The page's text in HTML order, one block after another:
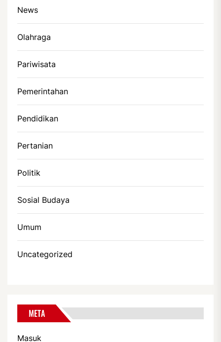
News
Olahraga
Pariwisata
Pemerintahan
Pendidikan
Pertanian
Politik
Sosial Budaya
Umum
Uncategorized
META
Masuk